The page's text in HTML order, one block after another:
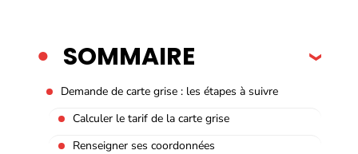
SOMMAIRE
Demande de carte grise : les étapes à suivre
Calculer le tarif de la carte grise
Renseigner ses coordonnées